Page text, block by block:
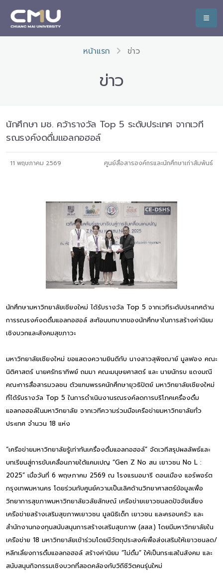
หน้าแรก ข่าว
ข่าว
นักศึกษา มช. คว้ารางวัล Top 5 ระดับประเทศ จากเวที
รณรงค์งดดื่มแอลกอฮอล์
11 พฤษภาคม 2569 ศูนย์สื่อสารองค์กรและนักศึกษาเก่าสัมพันธ์
นักศึกษามหาวิทยาลัยเชียงใหม่ ได้รับรางวัล Top 5 จากเวทีระดับประเทศด้าน
การรณรงค์งดดื่มแอลกอฮอล์ สะท้อนบทบาทของนักศึกษาในการสร้างค่านิยม
เชิงบวกและสังคมสุขภาวะ
มหาวิทยาลัยเชียงใหม่ ขอแสดงความยินดีกับ นางสาวสุพิชฌาย์ มูลฟอง คณะ
นิติศาสตร์ นายศรัทธาทิพย์ ถมมา คณะมนุษยศาสตร์ และ นายนักรบ แดงมณี
คณะการสื่อสารมวลชน ตัวแทนพรรคนักศึกษายุวธิปัตย์ มหาวิทยาลัยเชียงใหม่
ที่ได้รับรางวัล Top 5 ในการดำเนินงานรณรงค์ลดการบริโภคเครื่องดื่ม
แอลกอฮอล์ในมหาวิทยาลัย จากเวทีความร่วมมือเครือข่ายมหาวิทยาลัยทั่ว
ประเทศ จำนวน 18 แห่ง
“เครือข่ายมหาวิทยาลัยรู้เท่าทันเครื่องดื่มแอลกอฮอล์” จัดเวทีสรุปผลลัพธ์และ
บทเรียนสู่การขับเคลื่อนภายใต้แคมเปญ “Gen Z No สน เยาวชน No L :
2025” เมื่อวันที่ 6 พฤษภาคม 2569 ณ โรงแรมอมารี ดอนเมือง แอร์พอร์ต
กรุงเทพมหานคร โดยร่วมกับศูนย์ความเป็นเลิศด้านวิทยาศาสตร์ข้อมูลเพื่อ
วิทยาการสุขภาพมหาวิทยาลัยวลัยลักษณ์ เครือข่ายเยาวชนลดปัจจัยเสี่ยง
เครือข่ายสร้างเสริมสุขภาพเยาวชน มูลนิธิเด็ก เยาวชน และครอบครัว และ
สำนักงานกองทุนสนับสนุนการสร้างเสริมสุขภาพ (สสส.) โดยมีมหาวิทยาลัยใน
เครือข่าย 18 มหาวิทยาลัยเข้าร่วมโดยมีวัตถุประสงค์เพื่อส่งเสริมให้เยาวชนลด/
หลีกเลี่ยงการดื่มแอลกอฮอล์ สร้างค่านิยม “ไม่ดื่ม” ให้เป็นกระแสในสังคม และ
สนับสนุนกิจกรรมเชิงบวกที่สอดคล้องกับวิถีชีวิตคนรุ่นใหม่